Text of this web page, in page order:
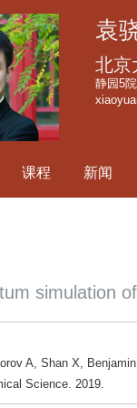
袁
北京
静园5
课程 新闻
simulation
A, Shan X,
Science. 2019.